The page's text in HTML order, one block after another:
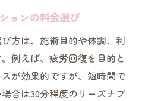
ョンの料金選び
方は、施術目的や体調、利
例えば、疲労回復を目的と
が効果的ですが、短時間で
合は30分程度のリーズナブ